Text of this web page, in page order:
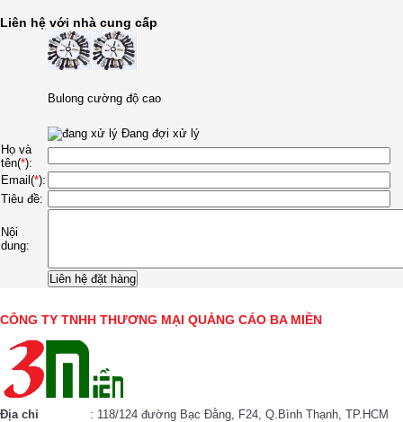
Liên hệ với nhà cung cấp
Bulong cường độ cao
Đang đợi xử lý
Họ và
tên(*):
Email(*):
Tiêu đề:
Nội
dung:
CÔNG TY TNHH THƯƠNG MẠI QUẢNG CÁO BA MIỀN
Địa chỉ
: 118/124 đường Bạc Đằng, F24, Q.Bình Thạnh, TP.HCM